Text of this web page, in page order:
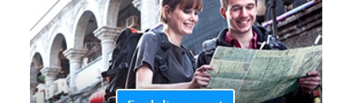
közölni velünk a szemüveg felületén, melyek
hasznosak lehetnek számunkra. Egyébként az
Oculus vezetője szerint 2022-re leválthatják az
okosszemüvegek a mobilokat, amit egyelőre elég
nehéz elképzelni, de azért nem lehetetlen a dolog.